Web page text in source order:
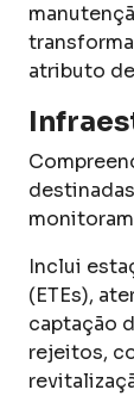
atributo
Inclui
(ETEs),
captação
rejeitos,